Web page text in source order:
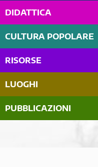
DIDATTICA
CULTURA POPOLARE
RISORSE
LUOGHI
PUBBLICAZIONI